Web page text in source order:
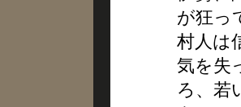
が狂っ
村人は
気を失
ろ、若